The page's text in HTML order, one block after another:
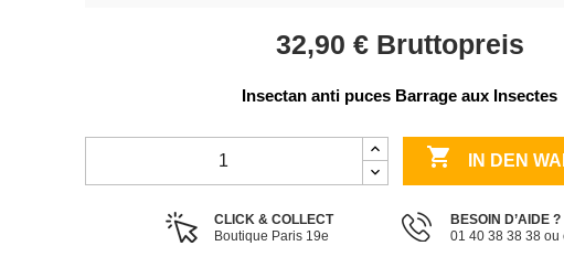
32,90 € Bruttopreis
Insectan anti puces Barrage aux Insectes
 IN DEN
CLICK & COLLECT
Boutique Paris 19e
BESOIN D’AIDE ?
01 40 38 38 38 ou